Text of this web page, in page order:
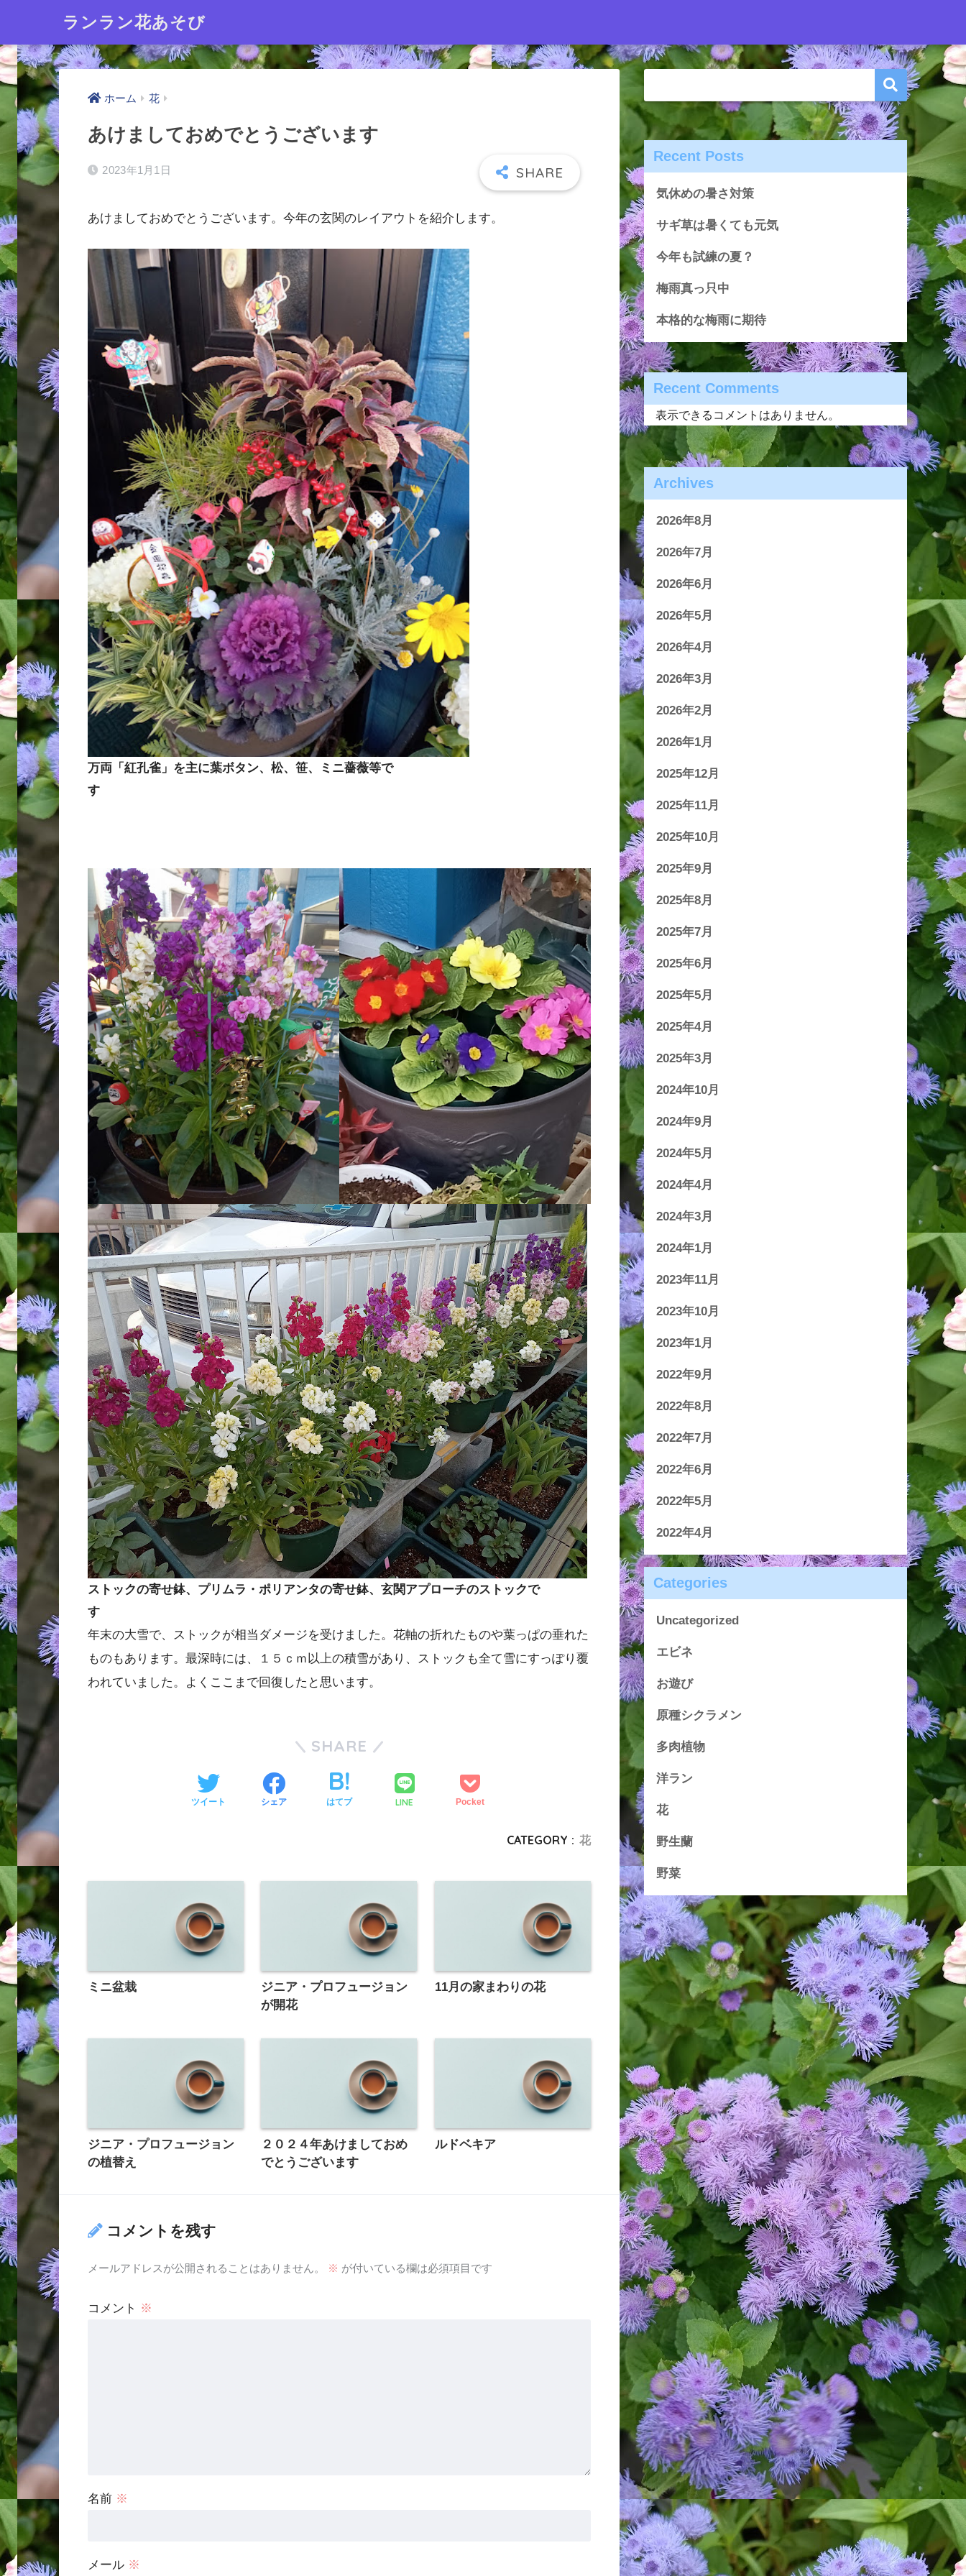
ランラン花あそび
ホーム 花
あけましておめでとうございます
2023年1月1日
あけましておめでとうございます。今年の玄関のレイアウトを紹介します。
万両「紅孔雀」を主に葉ボタン、松、笹、ミニ薔薇等で
す
ストックの寄せ鉢、プリムラ・ポリアンタの寄せ鉢、玄関アプローチのストックで
す
年末の大雪で、ストックが相当ダメージを受けました。花軸の折れたものや葉っぱの垂れた
ものもあります。最深時には、１５ｃｍ以上の積雪があり、ストックも全て雪にすっぽり覆
われていました。よくここまで回復したと思います。
SHARE
ツイート シェア はてブ LINE Pocket
CATEGORY : 花
ミニ盆栽
ジニア・プロフュージョン
が開花
11月の家まわりの花
ジニア・プロフュージョン
の植替え
２０２４年あけましておめ
でとうございます
ルドベキア
コメントを残す
メールアドレスが公開されることはありません。 ※ が付いている欄は必須項目です
コメント ※
名前 ※
メール ※
Recent Posts
気休めの暑さ対策
サギ草は暑くても元気
今年も試練の夏？
梅雨真っ只中
本格的な梅雨に期待
Recent Comments
表示できるコメントはありません。
Archives
2026年8月
2026年7月
2026年6月
2026年5月
2026年4月
2026年3月
2026年2月
2026年1月
2025年12月
2025年11月
2025年10月
2025年9月
2025年8月
2025年7月
2025年6月
2025年5月
2025年4月
2025年3月
2024年10月
2024年9月
2024年5月
2024年4月
2024年3月
2024年1月
2023年11月
2023年10月
2023年1月
2022年9月
2022年8月
2022年7月
2022年6月
2022年5月
2022年4月
Categories
Uncategorized
エビネ
お遊び
原種シクラメン
多肉植物
洋ラン
花
野生蘭
野菜